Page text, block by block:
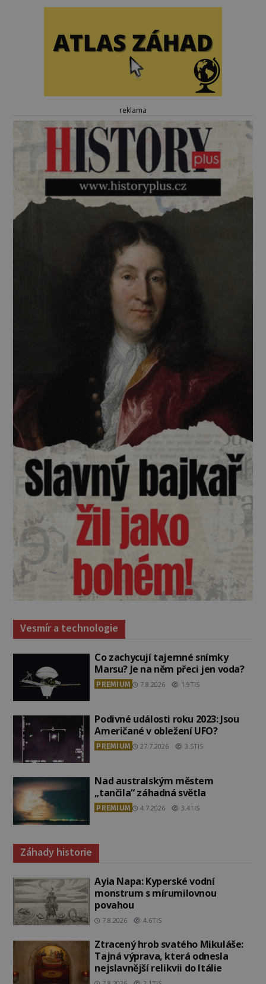
reklama
Vesmír a technologie
Co zachycují tajemné snímky
Marsu? Je na něm přeci jen voda?
PREMIUM 7.8.2026 1.9TIS
Podivné události roku 2023: Jsou
Američané v obležení UFO?
PREMIUM 27.7.2026 3.5TIS
Nad australským městem
„tančila“ záhadná světla
PREMIUM 4.7.2026 3.4TIS
Záhady historie
Ayia Napa: Kyperské vodní
monstrum s mírumilovnou
povahou
7.8.2026 4.6TIS
Ztracený hrob svatého Mikuláše:
Tajná výprava, která odnesla
nejslavnější relikvii do Itálie